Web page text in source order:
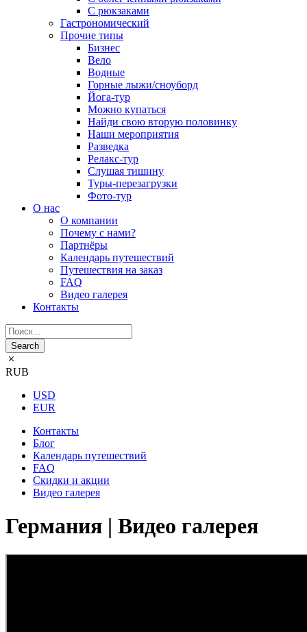
С рюкзаками
Гастрономический
Прочие типы
Бизнес
Вело
Водные
Горные лыжи/сноуборд
Йога-тур
Можно купаться
Найди свою вторую половинку
Наши мероприятия
Разведка
Релакс-тур
Слушая тишину
Туры-перезагрузки
Фото-тур
О нас
О компании
Почему с нами?
Партнёры
Календарь путешествий
Путешествия на заказ
FAQ
Видео галерея
Контакты
RUB
USD
EUR
Контакты
Блог
Календарь путешествий
FAQ
Скидки и акции
Видео галерея
Германия | Видео галерея